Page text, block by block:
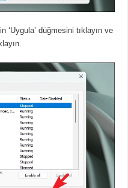
‘Uygula’ düğmesini tıklayın ve